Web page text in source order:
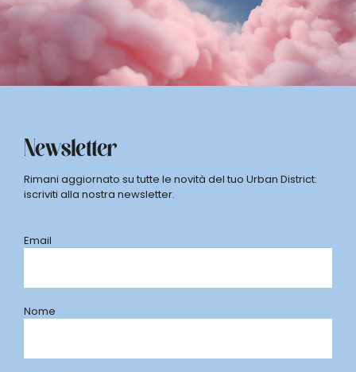
Newsletter
Rimani aggiornato su tutte le novità del tuo Urban District:
iscriviti alla nostra newsletter.
Email
Nome